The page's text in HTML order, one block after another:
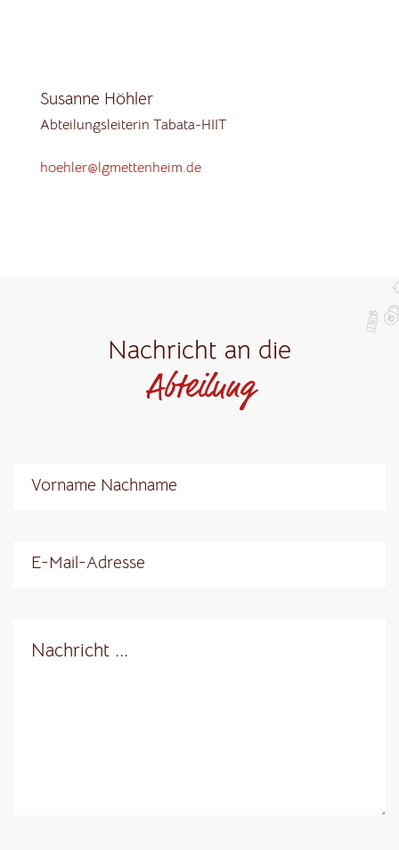
Susanne Höhler
Abteilungsleiterin Tabata-HIIT
hoehler@lgmettenheim.de
Nachricht an die
Abteilung
Vorname Nachname
E-Mail-Adresse